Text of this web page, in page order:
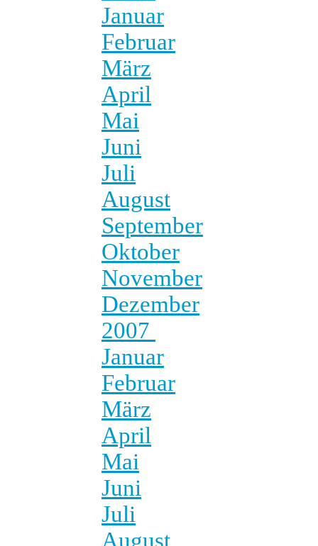
Januar
Februar
März
April
Mai
Juni
Juli
August
September
Oktober
November
Dezember
2007
Januar
Februar
März
April
Mai
Juni
Juli
August